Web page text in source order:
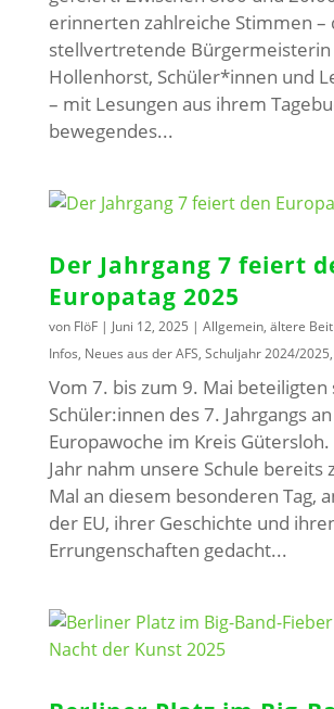
erinnerten zahlreiche Stimmen –
stellvertretende Bürgermeisterin
Hollenhorst, Schüler*innen und
– mit Lesungen aus ihrem
bewegendes...
Der Jahrgang 7 feiert
Europatag 2025
von FlöF| Juni 12, 2025 | Allgemein, ältere
Infos, Neues aus der AFS, Schuljahr 2024/2025,
Vom 7. bis zum 9. Mai beteiligten
Schüler:innen des 7. Jahrgangs
Europawoche im Kreis
Jahr nahm unsere Schule bereits
Mal an diesem besonderen Tag,
der EU, ihrer Geschichte und
Errungenschaften gedacht...